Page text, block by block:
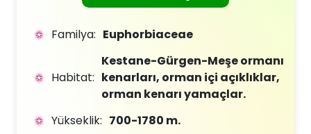
Familya: Euphorbiaceae
Habitat:
Kestane-Gürgen-Meşe ormanı
kenarları, orman içi açıklıklar,
orman kenarı yamaçlar.
Yükseklik: 700-1780 m.